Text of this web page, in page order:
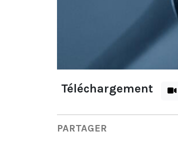
Téléchargement
PARTAGER